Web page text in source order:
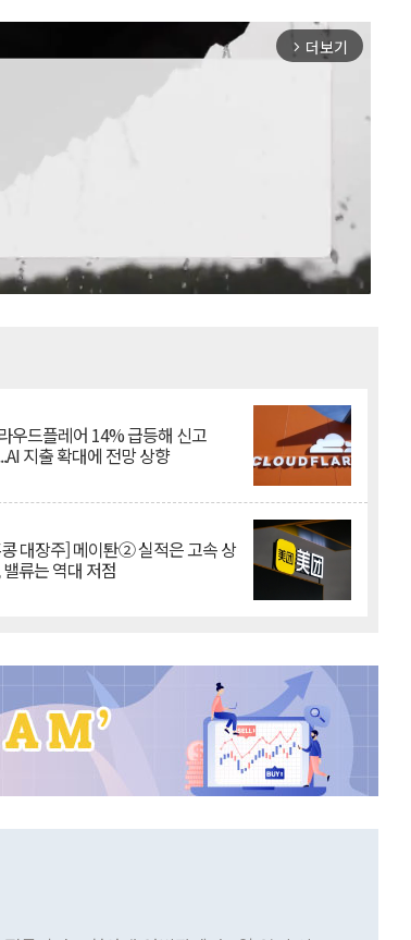
arrow_forward_ios 더보기
우드플레어 14% 급등해 신고
지출 확대에 전망 상향
대장주] 메이퇀② 실적은 고속 상
밸류는 역대 저점